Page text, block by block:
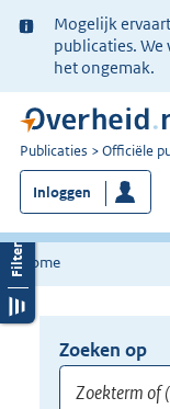
Ter
informatie:
Mogelijk
publicaties. We
het ongemak.
U
bent
nu
hier:
Publicaties Officiële
Inloggen
Home
Opnieuw
zoeken:
Zoeken op